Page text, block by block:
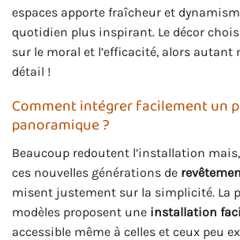
espaces apporte fraîcheur et
quotidien plus inspirant. Le décor
sur le moral et l’efficacité, alors autant
détail !
Comment intégrer facilement un
panoramique ?
Beaucoup redoutent l’installation
ces nouvelles générations de
misent justement sur la simplicité. La
modèles proposent une installation
accessible même à celles et ceux peu